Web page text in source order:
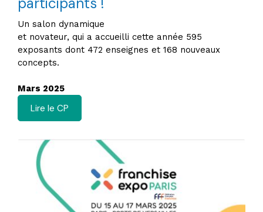
Un salon dynamique
et novateur, qui a accueilli cette année 595
exposants dont 472 enseignes et 168 nouveaux
concepts.
Mars 2025
Lire le CP